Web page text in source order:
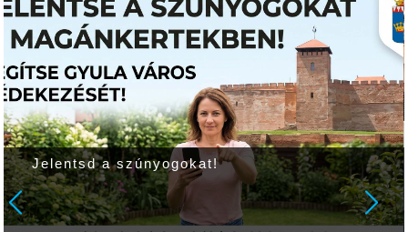
Jelentsd a szúnyogokat!